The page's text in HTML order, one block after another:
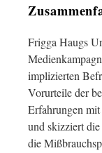
Frigga Haugs
implizierten
Vorurteile der
Erfahrungen
und skizziert
die